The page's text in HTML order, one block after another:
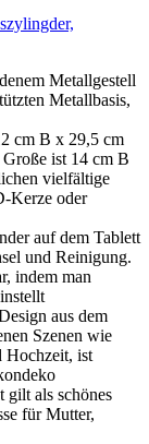
Metallgestell
Metallbasis,
cm B x 29,5 cm
ist 14 cm B
vielfältige
Kerze oder
auf dem Tablett
und Reinigung.
indem man
aus dem
Szenen wie
Hochzeit, ist
als schönes
für Mutter,